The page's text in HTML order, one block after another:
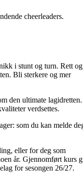
cheerleaders.
i stunt og turn. Rett og
Bli sterkere og mer
den ultimate lagidretten.
verdsettes.
som du kan melde
eller for deg som
år. Gjennomført kurs
for sesongen 26/27.